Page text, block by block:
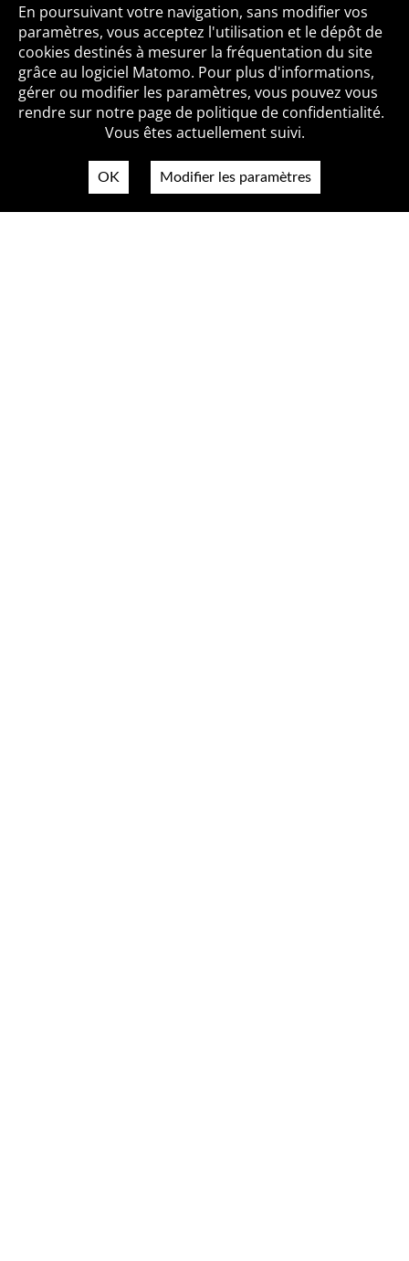
Toutes les BiblioAlertes
Qui sommes-nous ? Mentions légales
Accessibilité
Politique de confidentialité
Contact
En poursuivant votre navigation, sans modifier vos
paramètres, vous acceptez l'utilisation et le dépôt de
cookies destinés à mesurer la fréquentation du site
grâce au logiciel Matomo. Pour plus d'informations,
gérer ou modifier les paramètres, vous pouvez vous
rendre sur notre page de politique de confidentialité.
Vous êtes actuellement suivi.
OK Modifier les paramètres